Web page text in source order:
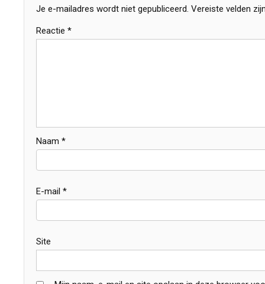
Je e-mailadres wordt niet gepubliceerd. Vereiste velden
Reactie *
Naam *
E-mail *
Site